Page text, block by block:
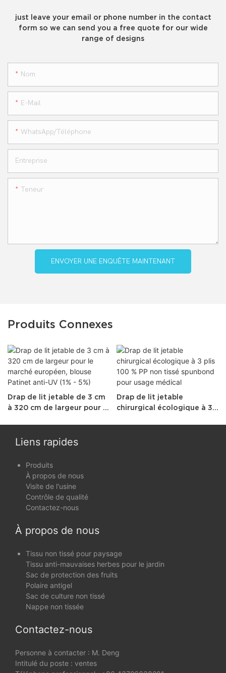
just leave your email or phone number in the contact
form so we can send you a free quote for our wide
range of designs
Nom
E-Mail
WhatsApp/téléphone
Entreprise
Teneur
ENVOYER UNE ENQUÊTE MAINTENANT
Produits Connexes
Drap de lit jetable de 3 cm
à 320 cm de largeur pour le
Drap de lit jetable
chirurgical écologique à 3
Liens rapides
Produits
À propos de nous
Visite de l'usine
Contrôle de qualité
Contactez-nous
À propos de nous
Tissu non tissé pour paysage
Tissu anti-mauvaises herbes pour le jardin
Sac de protection des fruits
Polaire antigel
Sac de culture non tissé
Nappe non tissée
Contactez-nous
Personne à contacter : M. Deng
Intitulé du poste : ventes